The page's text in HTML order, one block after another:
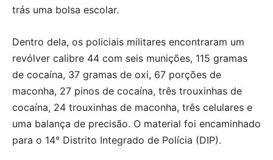
trás uma bolsa escolar.
Dentro dela, os policiais militares encontraram um
revólver calibre 44 com seis munições, 115 gramas
de cocaína, 37 gramas de oxi, 67 porções de
maconha, 27 pinos de cocaína, três trouxinhas de
cocaína, 24 trouxinhas de maconha, três celulares e
uma balança de precisão. O material foi encaminhado
para o 14° Distrito Integrado de Polícia (DIP).